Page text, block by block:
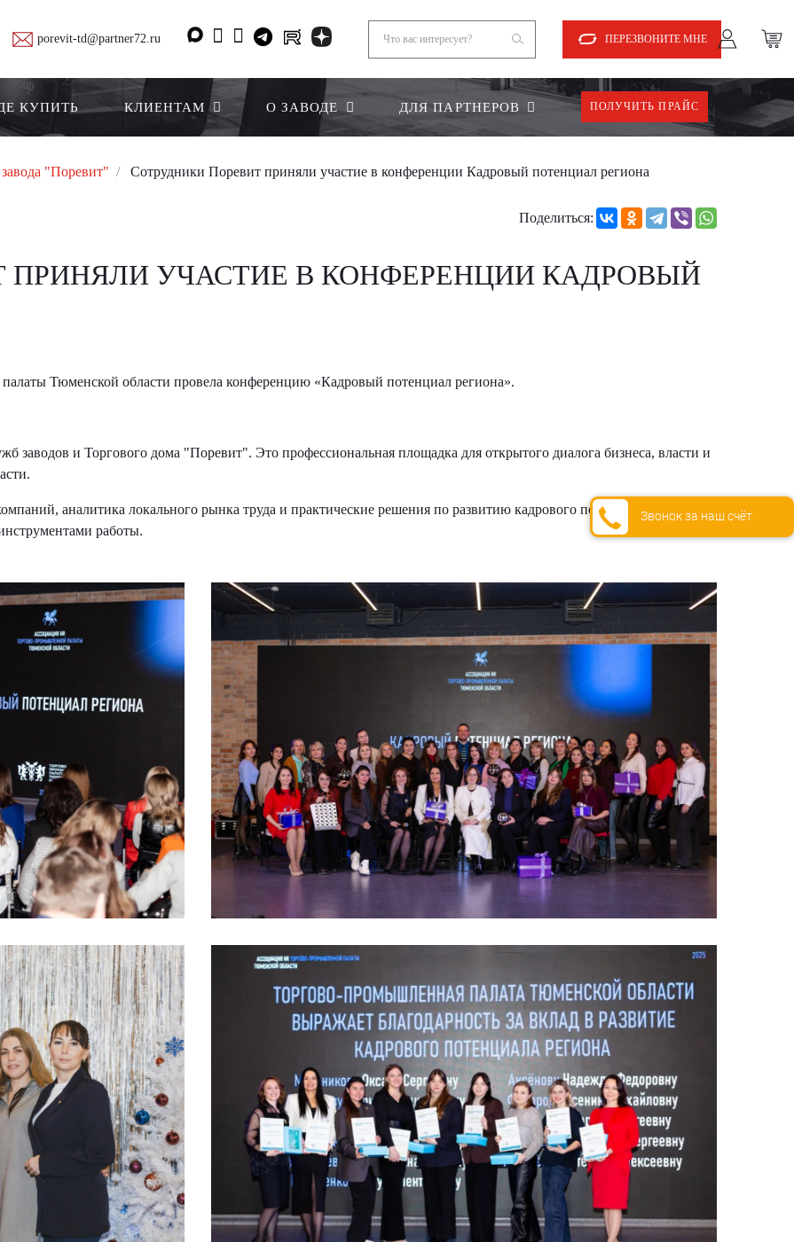
porevit-td@partner72.ru ПЕРЕЗВОНИТЕ МНЕ
КУПИТЬ КЛИЕНТАМ О ЗАВОДЕ ДЛЯ ПАРТНЕРОВ ПОЛУЧИТЬ ПРАЙС
"Поревит" Сотрудники Поревит приняли участие в конференции Кадровый потенциал региона
Поделиться:
ПРИНЯЛИ УЧАСТИЕ В КОНФЕРЕНЦИИ КАДРОВЫЙ
Тюменской области провела конференцию «Кадровый потенциал региона».
заводов и Торгового дома "Поревит". Это профессиональная площадка для открытого диалога бизнеса, власти и
аналитика локального рынка труда и практические решения по развитию кадрового потенциала.
работы.
Звонок за наш счёт